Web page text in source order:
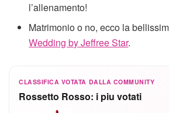
l’allenamento!
Matrimonio o no, ecco la
Wedding by Jeffree Star.
CLASSIFICA VOTATA DALLA COMMUNITY
Rossetto Rosso: i piu votati